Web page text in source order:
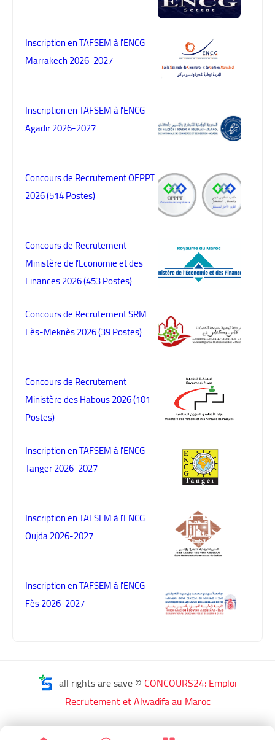
Inscription en TAFSEM à l'ENCG
Marrakech 2026-2027
Inscription en TAFSEM à l'ENCG
Agadir 2026-2027
Concours de Recrutement OFPPT
2026 (514 Postes)
Concours de Recrutement
Ministère de l’Economie et des
Finances 2026 (453 Postes)
Concours de Recrutement SRM
Fès-Meknès 2026 (39 Postes)
Concours de Recrutement
Ministère des Habous 2026 (101
Postes)
Inscription en TAFSEM à l'ENCG
Tanger 2026-2027
Inscription en TAFSEM à l'ENCG
Oujda 2026-2027
Inscription en TAFSEM à l'ENCG
Fès 2026-2027
all rights are save © CONCOURS24: Emploi
Recrutement et Alwadifa au Maroc